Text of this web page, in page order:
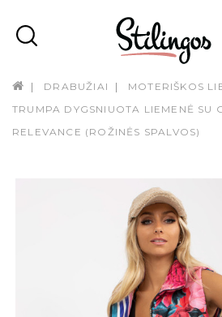
DRABUŽIAI
MOTERIŠKOS
TRUMPA DYGSNIUOTA LIEMENĖ SU
RELEVANCE (ROŽINĖS SPALVOS)